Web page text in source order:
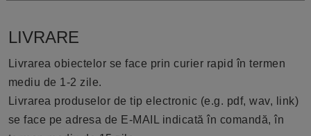
LIVRARE
Livrarea obiectelor se face prin curier rapid în termen
mediu de 1-2 zile.
Livrarea produselor de tip electronic (e.g. pdf, wav, link)
se face pe adresa de E-MAIL indicată în comandă, în